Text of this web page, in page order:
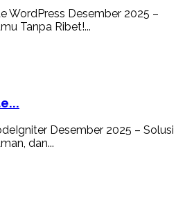
WordPress Desember 2025 –
Tanpa Ribet!...
Desember 2025 – Solusi
dan...